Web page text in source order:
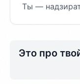
Ты —
Это про